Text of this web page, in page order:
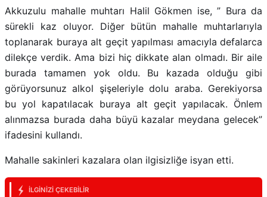
Akkuzulu mahalle muhtarı Halil Gökmen ise, ” Bura da
sürekli kaz oluyor. Diğer bütün mahalle muhtarlarıyla
toplanarak buraya alt geçit yapılması amacıyla defalarca
dilekçe verdik. Ama bizi hiç dikkate alan olmadı. Bir aile
burada tamamen yok oldu. Bu kazada olduğu gibi
görüyorsunuz alkol şişeleriyle dolu araba. Gerekiyorsa
bu yol kapatılacak buraya alt geçit yapılacak. Önlem
alınmazsa burada daha büyü kazalar meydana gelecek”
ifadesini kullandı.
Mahalle sakinleri kazalara olan ilgisizliğe isyan etti.
İLGINIZI ÇEKEBILIR